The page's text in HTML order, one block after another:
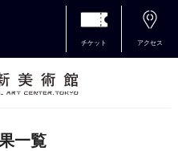
チケット アクセス
一覧